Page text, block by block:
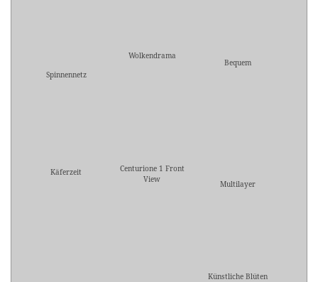
Spinnennetz
Wolkendrama
Bequem
Käferzeit
Centurione 1 Front
View
Multilayer
Künstliche Blüten